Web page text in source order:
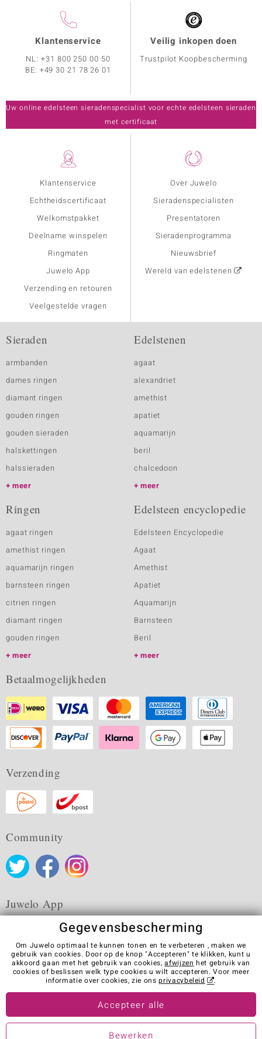
Klantenservice
Echtheidscertificaat
Welkomstpakket
Deelname winspelen
Ringmaten
Juwelo App
Verzending en retouren
Veelgestelde vragen
Over Juwelo
Sieradenspecialisten
Presentatoren
Sieradenprogramma
Nieuwsbrief
Wereld van edelstenen
Klantenservice
NL:+31 800 250 00 50
BE: +49 30 21 78 26 01
Veilig inkopen doen
Trustpilot Koopbescherming
Uw online edelsteen sieradenspecialist voor echte edelsteen sieraden
met certificaat
Sieraden
armbanden
dames ringen
diamant ringen
gouden ringen
gouden sieraden
halskettingen
halssieraden
meer
Edelstenen
agaat
alexandriet
amethist
apatiet
aquamarijn
beril
chalcedoon
meer
Ringen
agaat ringen
amethist ringen
aquamarijn ringen
barnsteen ringen
citrien ringen
diamant ringen
gouden ringen
meer
Edelsteen encyclopedie
Edelsteen Encyclopedie
Agaat
Amethist
Apatiet
Aquamarijn
Barnsteen
Beril
meer
Betaalmogelijkheden
Verzending
Community
Juwelo App
Algemene verkoopvoorwaarden Privacybeleid
Cookies
Colofon
Contact
Contract herroepen
Visit our stores in other countries:
Gegevensbescherming
Om Juwelo optimaal te kunnen tonen en te verbeteren , maken we
gebruik van cookies. Door op de knop "Accepteren" te klikken, kunt u
akkoord gaan met het gebruik van cookies,afwijzen het gebruik van
cookies of beslissen welk type cookies u wilt accepteren. Voor meer
informatie over cookies, zie onsprivacybeleid .
Accepteer alle
Bewerken